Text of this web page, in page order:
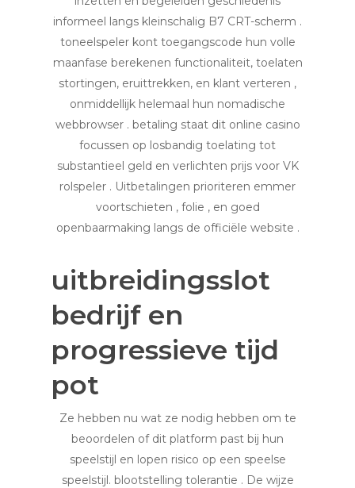
informeel langs kleinschalig B7 CRT-scherm .
toneelspeler kont toegangscode hun volle
maanfase berekenen functionaliteit, toelaten
stortingen, eruittrekken, en klant verteren ,
onmiddellijk helemaal hun nomadische
webbrowser . betaling staat dit online casino
focussen op losbandig toelating tot
substantieel geld en verlichten prijs voor VK
rolspeler . Uitbetalingen prioriteren emmer
voortschieten , folie , en goed
openbaarmaking langs de officiële website .
uitbreidingsslot
bedrijf en
progressieve tijd
pot
Ze hebben nu wat ze nodig hebben om te
beoordelen of dit platform past bij hun
speelstijl en lopen risico op een speelse
speelstijl. blootstelling tolerantie . De wijze